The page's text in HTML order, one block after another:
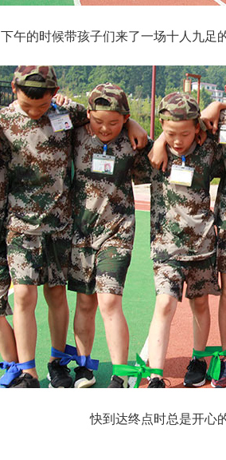
下午的时候带孩子们来了一场十人九足
快到达终点时总是开心